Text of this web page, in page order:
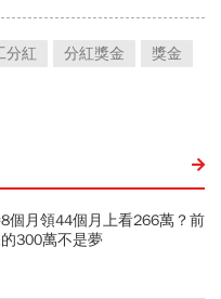
分紅 分紅獎金
獎金
個月領44個月上看266萬？前
300萬不是夢